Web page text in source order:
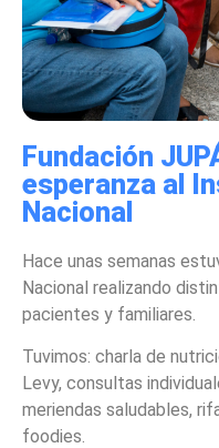
Fundación
esperanza al
Nacional
Hace unas semanas
Nacional realizando
pacientes y familiares.
Tuvimos: charla de
Levy, consultas
meriendas saludables,
foodies.